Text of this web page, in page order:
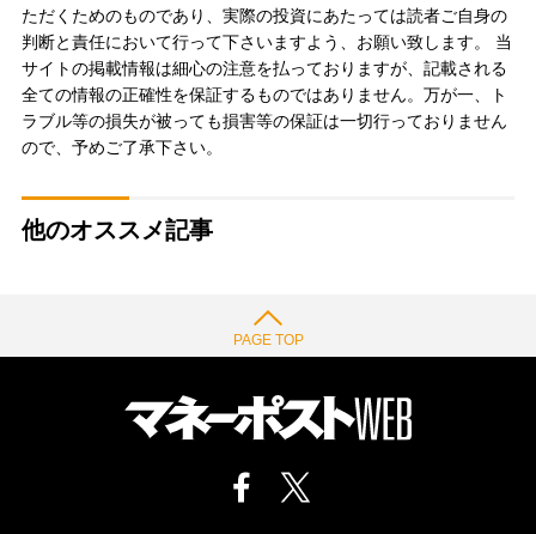
ただくためのものであり、実際の投資にあたっては読者ご自身の
判断と責任において行って下さいますよう、お願い致します。 当
サイトの掲載情報は細心の注意を払っておりますが、記載される
全ての情報の正確性を保証するものではありません。万が一、ト
ラブル等の損失が被っても損害等の保証は一切行っておりません
ので、予めご了承下さい。
他のオススメ記事
PAGE TOP